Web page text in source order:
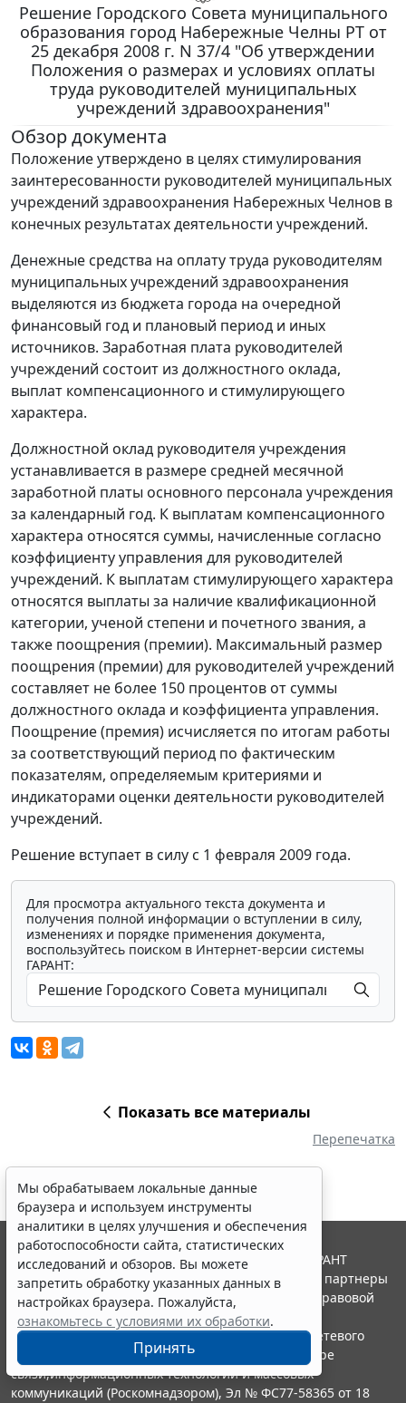
Решение Городского Совета муниципального
образования город Набережные Челны РТ от
25 декабря 2008 г. N 37/4 "Об утверждении
Положения о размерах и условиях оплаты
труда руководителей муниципальных
учреждений здравоохранения"
Обзор документа
Положение утверждено в целях стимулирования
заинтересованности руководителей муниципальных
учреждений здравоохранения Набережных Челнов в
конечных результатах деятельности учреждений.
Денежные средства на оплату труда руководителям
муниципальных учреждений здравоохранения
выделяются из бюджета города на очередной
финансовый год и плановый период и иных
источников. Заработная плата руководителей
учреждений состоит из должностного оклада,
выплат компенсационного и стимулирующего
характера.
Должностной оклад руководителя учреждения
устанавливается в размере средней месячной
заработной платы основного персонала учреждения
за календарный год. К выплатам компенсационного
характера относятся суммы, начисленные согласно
коэффициенту управления для руководителей
учреждений. К выплатам стимулирующего характера
относятся выплаты за наличие квалификационной
категории, ученой степени и почетного звания, а
также поощрения (премии). Максимальный размер
поощрения (премии) для руководителей учреждений
составляет не более 150 процентов от суммы
должностного оклада и коэффициента управления.
Поощрение (премия) исчисляется по итогам работы
за соответствующий период по фактическим
показателям, определяемым критериями и
индикаторами оценки деятельности руководителей
учреждений.
Решение вступает в силу с 1 февраля 2009 года.
Для просмотра актуального текста документа и
получения полной информации о вступлении в силу,
изменениях и порядке применения документа,
воспользуйтесь поиском в Интернет-версии системы
ГАРАНТ:
Показать все материалы
Перепечатка
Мы обрабатываем локальные данные
браузера и используем инструменты
аналитики в целях улучшения и обеспечения
работоспособности сайта, статистических
исследований и обзоров. Вы можете
запретить обработку указанных данных в
настройках браузера. Пожалуйста,
ознакомьтесь с условиями их обработки.
Принять
© ООО "НПП "ГАРАНТ-СЕРВИС", 2026. Система ГАРАНТ
выпускается с 1990 года. Компания "Гарант" и ее партнеры
являются участниками Российской ассоциации правовой
информации ГАРАНТ.
Портал ГАРАНТ.РУ зарегистрирован в качестве сетевого
издания Федеральной службой по надзору в сфере
связи,информационных технологий и массовых
коммуникаций (Роскомнадзором), Эл № ФС77-58365 от 18